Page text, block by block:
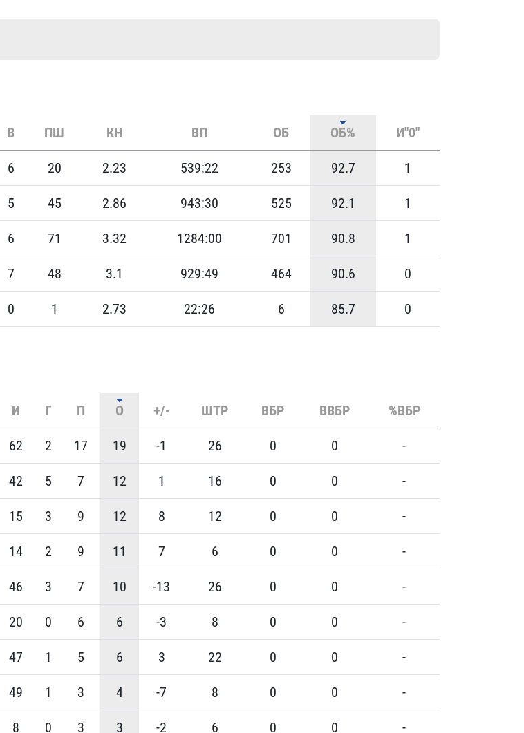
В ПШ КН ВП ОБ ОБ% И"0"
6 20 2.23 539:22 253 92.7 1
5 45 2.86 943:30 525 92.1 1
6 71 3.32 1284:00 701 90.8 1
7 48 3.1 929:49 464 90.6 0
0 1 2.73 22:26 6 85.7 0
И Г П О +/- ШТР ВБР ВВБР %ВБР
62 2 17 19 -1 26 0 0 -
42 5 7 12 1 16 0 0 -
15 3 9 12 8 12 0 0 -
14 2 9 11 7 6 0 0 -
46 3 7 10 -13 26 0 0 -
20 0 6 6 -3 8 0 0 -
47 1 5 6 3 22 0 0 -
49 1 3 4 -7 8 0 0 -
8 0 3 3 -2 6 0 0 -